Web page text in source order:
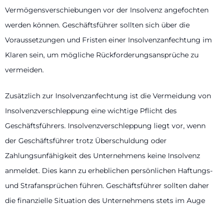
Vermögensverschiebungen vor der Insolvenz angefochten
werden können. Geschäftsführer sollten sich über die
Voraussetzungen und Fristen einer Insolvenzanfechtung im
Klaren sein, um mögliche Rückforderungsansprüche zu
vermeiden.
Zusätzlich zur Insolvenzanfechtung ist die Vermeidung von
Insolvenzverschleppung eine wichtige Pflicht des
Geschäftsführers. Insolvenzverschleppung liegt vor, wenn
der Geschäftsführer trotz Überschuldung oder
Zahlungsunfähigkeit des Unternehmens keine Insolvenz
anmeldet. Dies kann zu erheblichen persönlichen Haftungs-
und Straf­ansprüchen führen. Geschäftsführer sollten daher
die finanzielle Situation des Unternehmens stets im Auge